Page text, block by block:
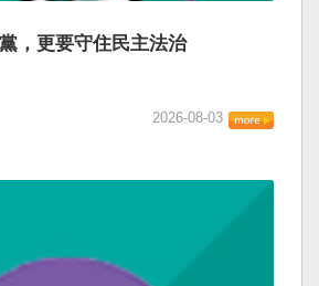
，更要守住民主法治
2026-08-03